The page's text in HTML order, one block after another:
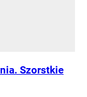
Szorstkie